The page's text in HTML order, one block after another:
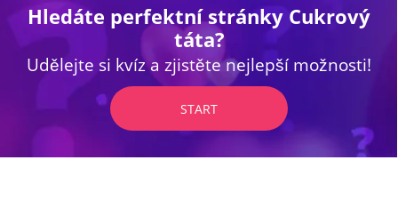
Hledáte perfektní stránky Cukrový
táta?
Udělejte si kvíz a zjistěte nejlepší možnosti!
START